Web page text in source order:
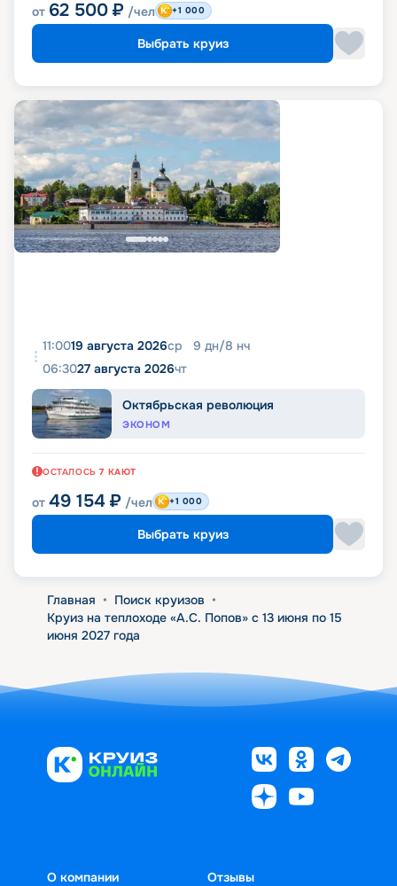
от 62 500 ₽ /чел +1 000
Выбрать круиз
11:0019 августа 2026ср 9 дн/8 нч
06:3027 августа 2026чт
Октябрьская революция
ЭКОНОМ
ОСТАЛОСЬ 7 КАЮТ
от 49 154 ₽ /чел +1 000
Выбрать круиз
Главная • Поиск круизов •
Круиз на теплоходе «А.С. Попов» с 13 июня по 15
июня 2027 года
О компании
Отзывы